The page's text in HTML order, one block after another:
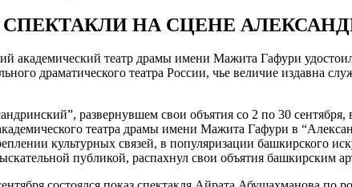
НА СЦЕНЕ
академический театр драмы имени Мажита Гафури
драматического театра России, чье величие издавна
развернувшем свои объятия со 2 по 30 сентября,
театра драмы имени Мажита Гафури в
культурных связей, в популяризации башкирского
публикой, распахнул свои объятия башкирским